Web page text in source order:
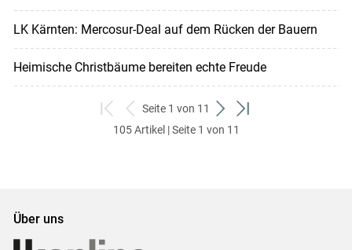
LK Kärnten: Mercosur-Deal auf dem Rücken der Bauern
Heimische Christbäume bereiten echte Freude
zum
ersten
zurück
zum
Seite 1 von 11
weiter
zum
zum
105 Artikel | Seite 1 von 11
Über uns